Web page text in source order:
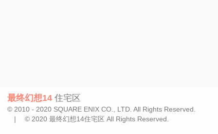
最终幻想14 住宅区
© 2010 - 2020 SQUARE ENIX CO., LTD. All Rights Reserved.
| © 2020 最终幻想14住宅区 All Rights Reserved.